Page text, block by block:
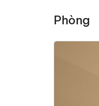
Phòng